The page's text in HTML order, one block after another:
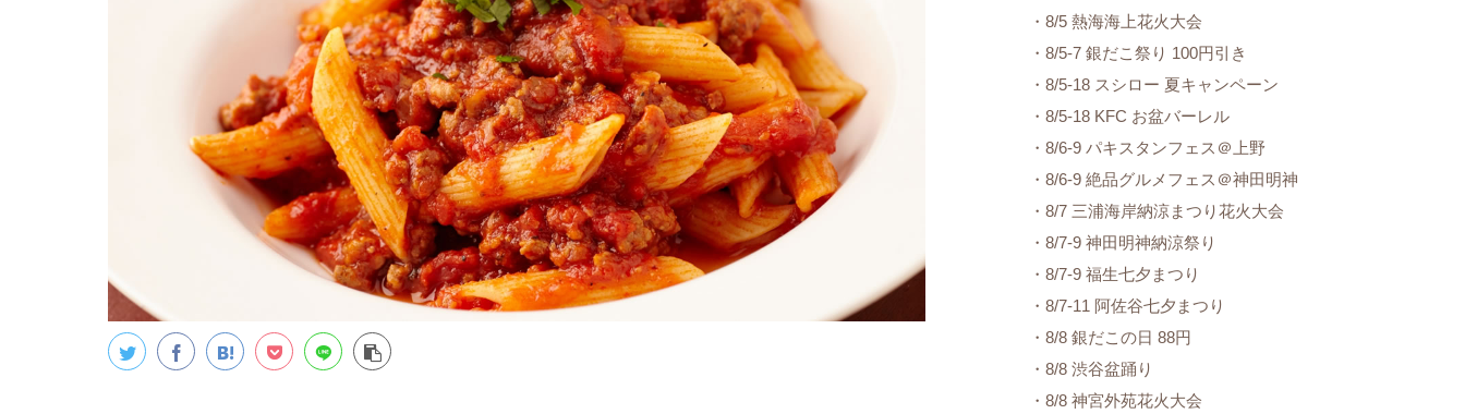
・8/5 熱海海上花火大会
・8/5-7 銀だこ祭り 100円引き
・8/5-18 スシロー 夏キャンペーン
・8/5-18 KFC お盆バーレル
・8/6-9 パキスタンフェス＠上野
・8/6-9 絶品グルメフェス＠神田明神
・8/7 三浦海岸納涼まつり花火大会
・8/7-9 神田明神納涼祭り
・8/7-9 福生七夕まつり
・8/7-11 阿佐谷七夕まつり
・8/8 銀だこの日 88円
・8/8 渋谷盆踊り
・8/8 神宮外苑花火大会